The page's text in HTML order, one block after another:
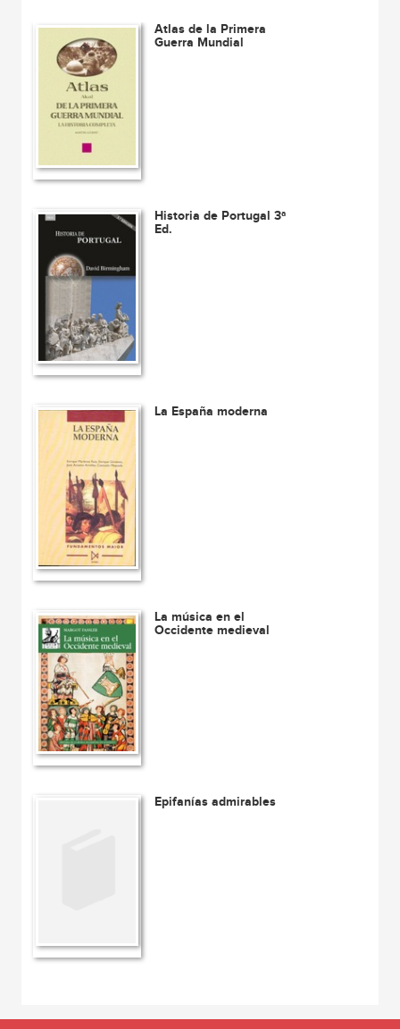
Atlas de la Primera
Guerra Mundial
Historia de Portugal 3ª
Ed.
La España moderna
La música en el
Occidente medieval
Epifanías admirables